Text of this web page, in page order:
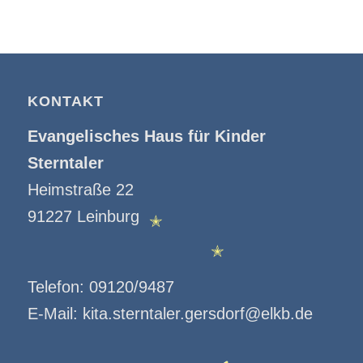
KONTAKT
Evangelisches Haus für Kinder
Sterntaler
Heimstraße 22
91227 Leinburg
Telefon: 09120/9487
E-Mail: kita.sterntaler.gersdorf@elkb.de